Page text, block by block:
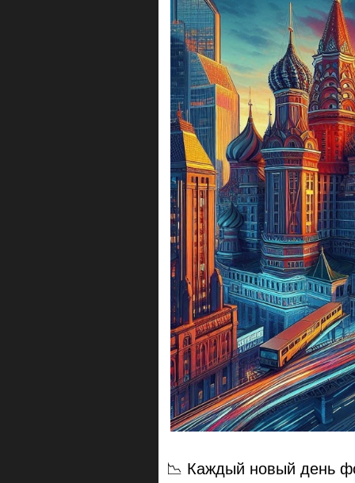
📉 Каждый новый день